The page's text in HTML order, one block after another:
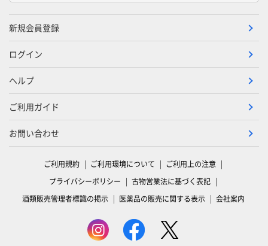
新規会員登録
ログイン
ヘルプ
ご利用ガイド
お問い合わせ
ご利用規約 ご利用環境について
ご利用上の注意
プライバシーポリシー
古物営業法に基づく表記
酒類販売管理者標識の掲示
医薬品の販売に関する表示 会社案内